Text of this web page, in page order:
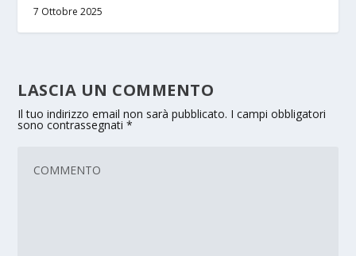
7 Ottobre 2025
LASCIA UN COMMENTO
Il tuo indirizzo email non sarà pubblicato. I campi obbligatori
sono contrassegnati*